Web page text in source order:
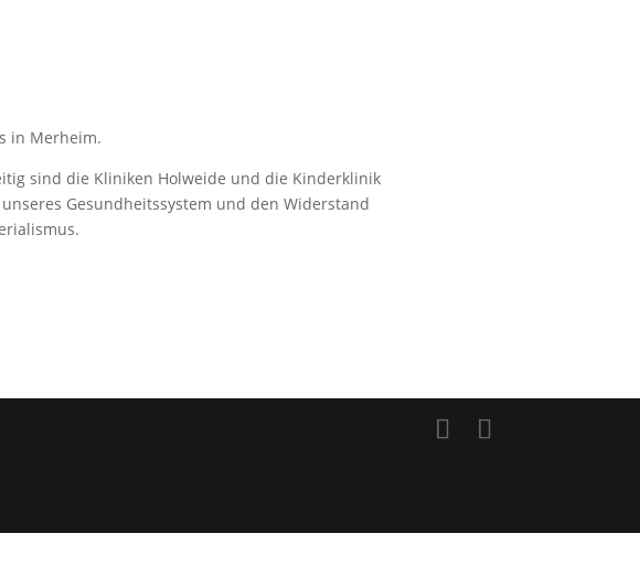
in Merheim.
sind die Kliniken Holweide und die Kinderklinik
Gesundheitssystem und den Widerstand